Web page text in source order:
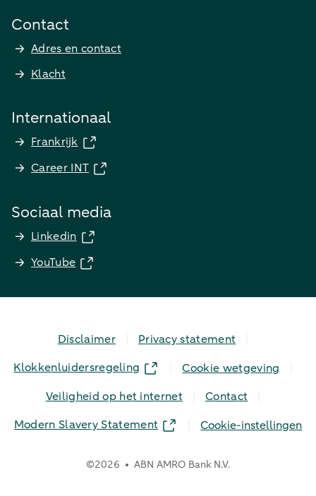
Contact
Adres en contact
Klacht
Internationaal
Frankrijk
Career INT
Sociaal media
Linkedin
YouTube
Disclaimer
Privacy statement
Klokkenluidersregeling
Cookie wetgeving
Veiligheid op het internet
Contact
Modern Slavery Statement
Cookie-instellingen
©2026 ABN AMRO Bank N.V.